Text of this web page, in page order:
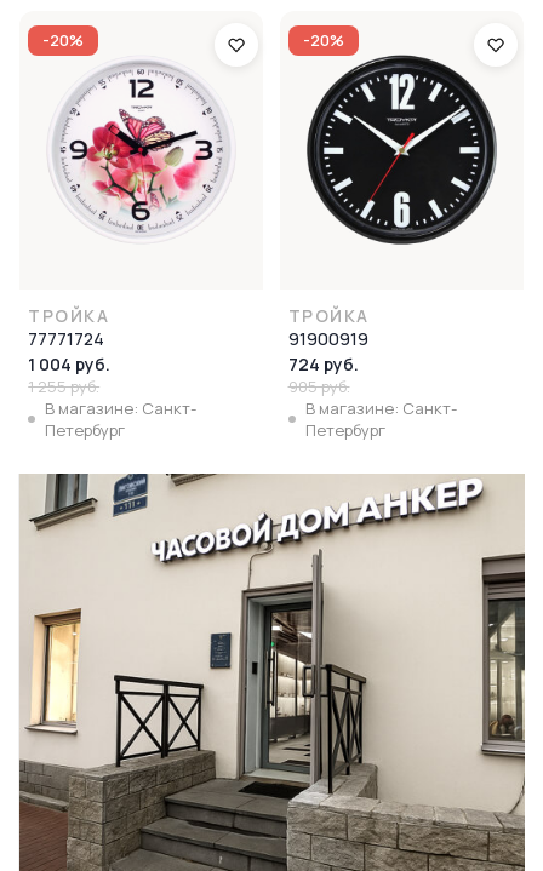
-20%
ТРОЙКА
77771724
1 004 руб.
1 255 руб.
В магазине: Санкт-
Петербург
-20%
ТРОЙКА
91900919
724 руб.
905 руб.
В магазине: Санкт-
Петербург